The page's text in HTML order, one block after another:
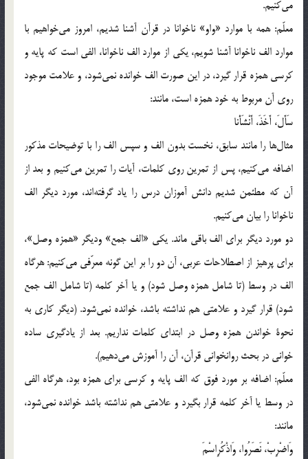
مي‌كنيم.
معلّم: همه با موارد «واو» ناخوانا در قرآن آشنا شديم، امروز مي‌خواهيم با
موارد الف ناخوانا آشنا شويم، يكي از موارد الف ناخوانا، الفي است كه پايه و
كرسي همزه قرار گيرد، در اين صورت الف خوانده نمي‌شود، و علامت موجود
روي آن مربوط به خود همزه است، مانند:
سَأَلَ، أَخَذَ، أَنْشَأْنا
مثال‌ها را مانند سابق، نخست بدون الف و سپس الف را با توضيحات مذكور
اضافه مي‌كنيم، پس از تمرين روي كلمات، آيات را تمرين مي‌كنيم و بعد از
آن كه مطئمن شديم دانش آموزان درس را ياد گرفته‌اند، مورد ديگر الف
ناخوانا را بيان مي‌كنيم.
دو مورد ديگر براي الف باقي ماند. يكي «الف جمع» وديگر «همزه وصل»،
براي پرهيز از اصطلاحات عربي، آن دو را بر اين گونه معرّفي مي‌كنيم: هرگاه
الف در وسط (تا شامل همزه وصل شود) و يا آخر كلمه (تا شامل الف جمع
شود) قرار گيرد و علامتي هم نداشته باشد، خوانده نمي‌شود. (ديگر كاري به
نحوة خواندن همزه وصل در ابتداي كلمات نداريم. بعد از يادگيري ساده
خواني در بحث روانخواني قرآن، آن را آموزش مي‌دهيم).
معلّم: اضافه بر مورد فوق كه الف پايه و كرسي براي همزه بود، هرگاه الفي
در وسط يا آخر كلمه قرار بگيرد و علامتي هم نداشته باشد خوانده نمي‌شود،
مانند:
وَاضْرِبْ، نَصَرُوا، وَاذْكُرِاسْمَ